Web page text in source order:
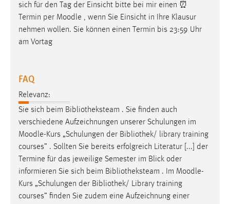
sich für den Tag der Einsicht bitte bei mir einen ⏰
Termin per Moodle , wenn Sie Einsicht in Ihre Klausur
nehmen wollen. Sie können einen Termin bis 23:59 Uhr
am Vortag
FAQ
Relevanz:
Sie sich beim Bibliotheksteam . Sie finden auch
verschiedene Aufzeichnungen unserer Schulungen im
Moodle-Kurs „Schulungen der Bibliothek/ library training
courses” . Sollten Sie bereits erfolgreich Literatur [...] der
Termine für das jeweilige Semester im Blick oder
informieren Sie sich beim Bibliotheksteam . Im Moodle-
Kurs „Schulungen der Bibliothek/ Library training
courses” finden Sie zudem eine Aufzeichnung einer